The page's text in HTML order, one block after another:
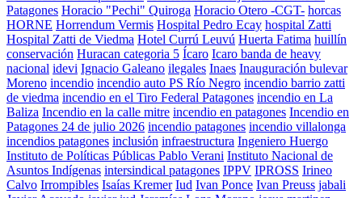
Patagones Horacio "Pechi" Quiroga Horacio Otero -CGT- horcas
HORNE Horrendum Vermis Hospital Pedro Ecay hospital Zatti
Hospital Zatti de Viedma Hotel Currú Leuvú Huerta Fatima huillín
conservación Huracan categoria 5 Ícaro Icaro banda de heavy
nacional idevi Ignacio Galeano ilegales Inaes Inauguración bulevar
Moreno incendio incendio auto PS Río Negro incendio barrio zatti
de viedma incendio en el Tiro Federal Patagones incendio en La
Baliza Incendio en la calle mitre incendio en patagones Incendio en
Patagones 24 de julio 2026 incendio patagones incendio villalonga
incendios patagones inclusión infraestructura Ingeniero Huergo
Instituto de Políticas Públicas Pablo Verani Instituto Nacional de
Asuntos Indígenas intersindical patagones IPPV IPROSS Irineo
Calvo Irrompibles Isaías Kremer Iud Ivan Ponce Ivan Preuss jabali